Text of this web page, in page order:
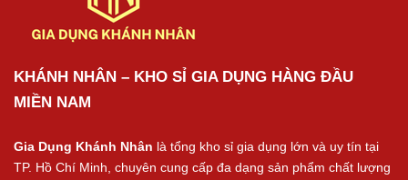
KHÁNH NHÂN – KHO SỈ GIA DỤNG HÀNG ĐẦU
MIỀN NAM
Gia Dụng Khánh Nhân là tổng kho sỉ gia dụng lớn và uy tín tại
TP. Hồ Chí Minh, chuyên cung cấp đa dạng sản phẩm chất lượng